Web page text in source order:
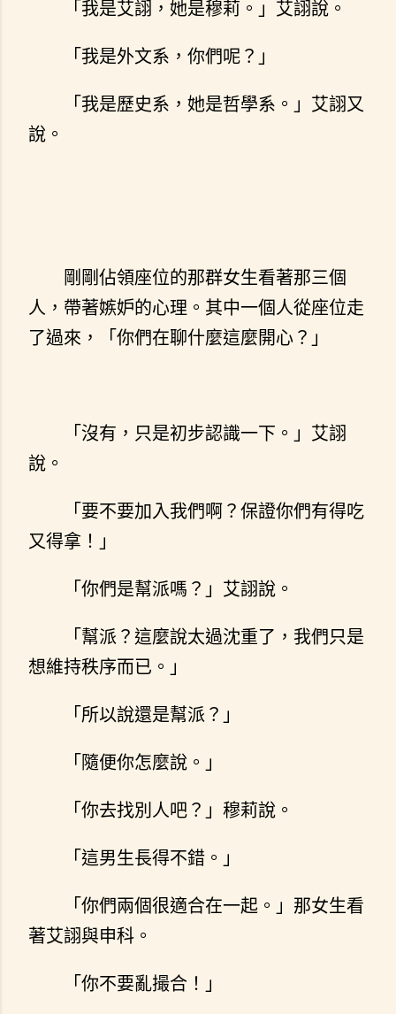
「我是艾詡，她是穆莉。」艾詡說。
「我是外文系，你們呢？」
「我是歷史系，她是哲學系。」艾詡又
說。
剛剛佔領座位的那群女生看著那三個
人，帶著嫉妒的心理。其中一個人從座位走
了過來，「你們在聊什麼這麼開心？」
「沒有，只是初步認識一下。」艾詡
說。
「要不要加入我們啊？保證你們有得吃
又得拿！」
「你們是幫派嗎？」艾詡說。
「幫派？這麼說太過沈重了，我們只是
想維持秩序而已。」
「所以說還是幫派？」
「隨便你怎麼說。」
「你去找別人吧？」穆莉說。
「這男生長得不錯。」
「你們兩個很適合在一起。」那女生看
著艾詡與申科。
「你不要亂撮合！」